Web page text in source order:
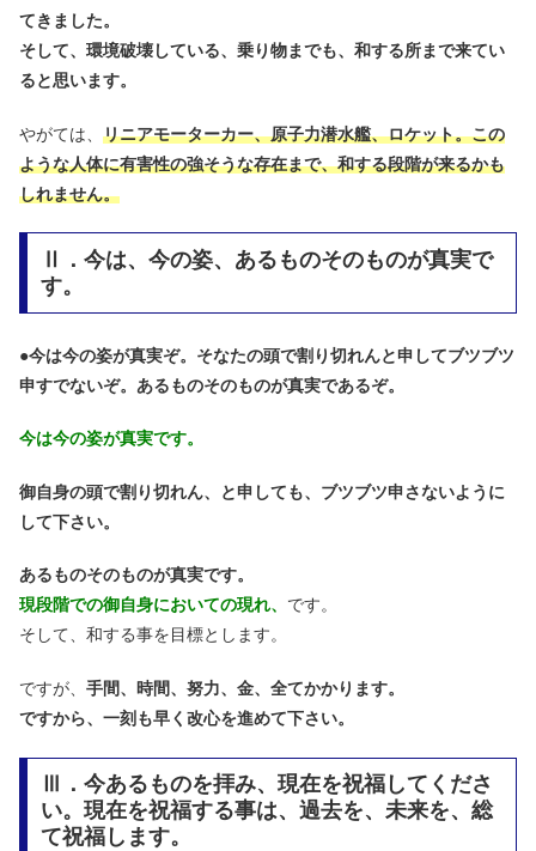
てきました。
そして、環境破壊している、乗り物までも、和する所まで来てい
ると思います。
やがては、 リニアモーターカー、原子力潜水艦、ロケット。この
ような人体に有害性の強そうな存在まで、和する段階が来るかも
しれません。
Ⅱ．今は、今の姿、あるものそのものが真実で
す。
●今は今の姿が真実ぞ。そなたの頭で割り切れんと申してブツブツ
申すでないぞ。あるものそのものが真実であるぞ。
今は今の姿が真実です。
御自身の頭で割り切れん、と申しても、ブツブツ申さないように
して下さい。
あるものそのものが真実です。
現段階での御自身においての現れ、 です。
そして、和する事を目標とします。
ですが、 手間、時間、努力、金、全てかかります。
ですから、一刻も早く改心を進めて下さい。
Ⅲ．今あるものを拝み、現在を祝福してくださ
い。現在を祝福する事は、過去を、未来を、総
て祝福します。